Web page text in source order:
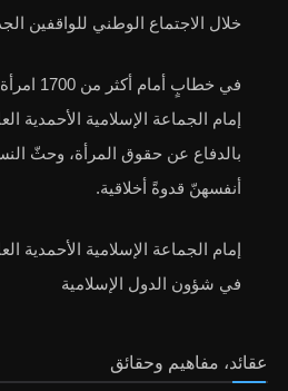
خلال الاجتماع الوطني للواقفين الجدد
في خطابٍ
إمام الجماعة الإسلامية الأحمدية
بالدفاع عن حقوق المرأة، وحثّ
أنفسهنّ قدوةً أخلاقية.
إمام الجماعة الإسلامية الأحمدية
في شؤون الدول الإسلامية
عقائد، مفاهيم وحقائق